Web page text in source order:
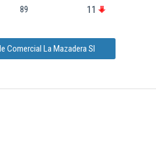
89 11
Comercial La Mazadera Sl